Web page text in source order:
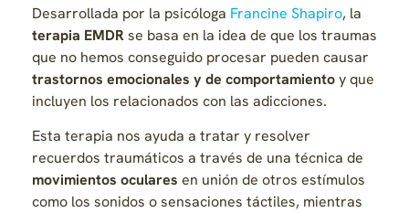
Desarrollada por la psicóloga Francine Shapiro, la
terapia EMDRse basa en la idea de que los traumas
que no hemos conseguido procesar pueden causar
trastornos emocionales y de comportamientoy que
incluyen los relacionados con las adicciones.
Esta terapia nos ayuda a tratar y resolver
recuerdos traumáticos a través de una técnica de
movimientos oculares en unión de otros estímulos
como los sonidos o sensaciones táctiles, mientras